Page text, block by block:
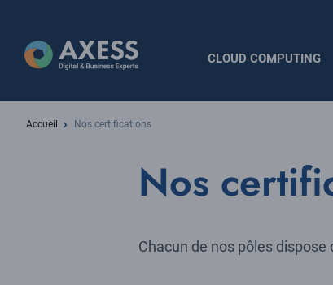
contenu
principal
principale
CLOUD COMPUTING
Fil
Accueil Nos certifications
Nos
Chacun de nos pôles